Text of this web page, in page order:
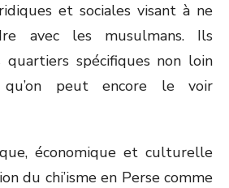
et sociales visant à ne
avec les musulmans. Ils
quartiers spécifiques non loin
peut encore le voir
économique et culturelle
du chi’isme en Perse comme